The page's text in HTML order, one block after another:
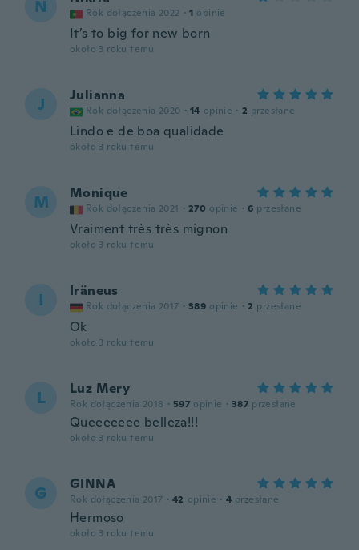
N Rok dołączenia 2022 · 1 opinie
It’s to big for new born
około 3 roku temu
J Julianna
Rok dołączenia 2020 · 14 opinie · 2 przesłane
Lindo e de boa qualidade
około 3 roku temu
M Monique
Rok dołączenia 2021 · 270 opinie · 6 przesłane
Vraiment très très mignon
około 3 roku temu
I Iräneus
Rok dołączenia 2017 · 389 opinie · 2 przesłane
Ok
około 3 roku temu
L Luz Mery
Rok dołączenia 2018 · 597 opinie · 387 przesłane
Queeeeeee belleza!!!
około 3 roku temu
G GINNA
Rok dołączenia 2017 · 42 opinie · 4 przesłane
Hermoso
około 3 roku temu